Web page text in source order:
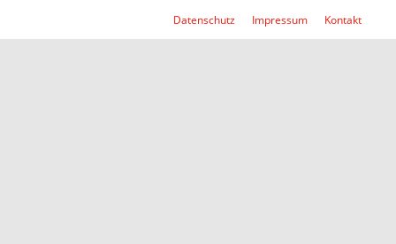
Datenschutz Impressum Kontakt